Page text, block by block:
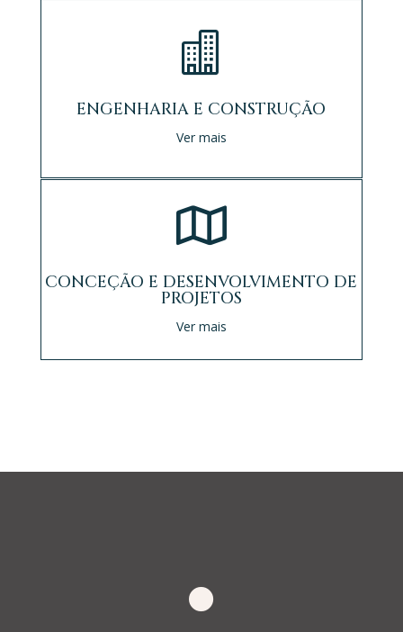

ENGENHARIA E CONSTRUÇÃO
Ver mais

CONCEÇÃO E DESENVOLVIMENTO DE
PROJETOS
Ver mais
